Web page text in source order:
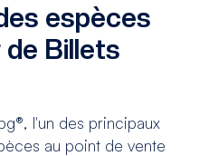
espèces
de Billets
l'un des principaux
au point de vente